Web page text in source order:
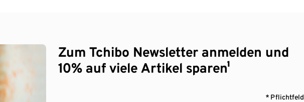
Zum Tchibo Newsletter anmelden und
10% auf viele Artikel sparen¹
* Pflichtfeld